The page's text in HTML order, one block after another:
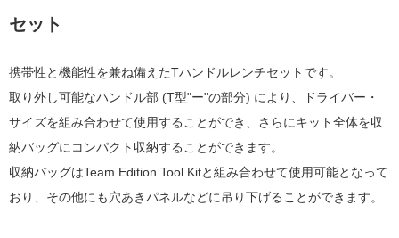
セット
携帯性と機能性を兼ね備えたTハンドルレンチセットです。
取り外し可能なハンドル部 (T型"ー"の部分) により、ドライバー・
サイズを組み合わせて使用することができ、さらにキット全体を収
納バッグにコンパクト収納することができます。
収納バッグはTeam Edition Tool Kitと組み合わせて使用可能となって
おり、その他にも穴あきパネルなどに吊り下げることができます。